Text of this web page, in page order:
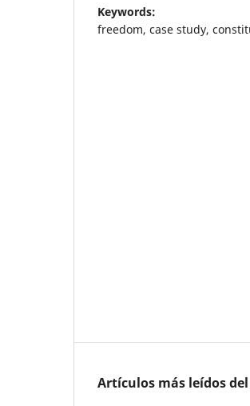
Keywords:
freedom, case study,
Artículos más leídos